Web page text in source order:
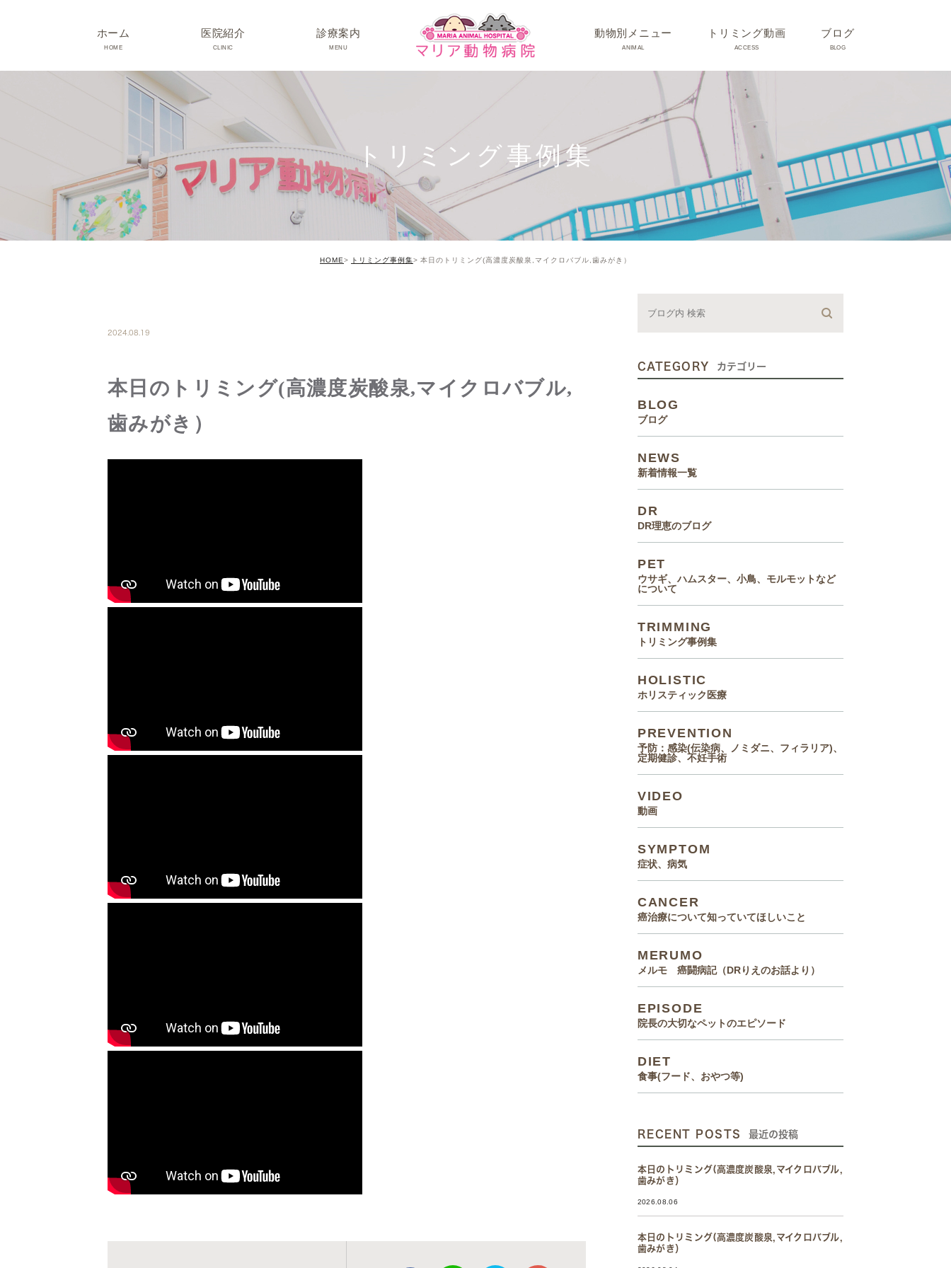
ホーム
HOME
医院紹介
CLINIC
院長･スタッフ紹介
診療時間･アクセス
院内紹介･初診の方へ
医院設備
診療案内
MENU
動物別メニュー
ANIMAL
ネコちゃんの病気
うさぎちゃん･その他動物の病気
トリミング動画
ACCESS
ブログ
BLOG
うさぎ、ハムスター、小鳥、
モルモットなどについて
トリミング事例集
ホリスティック医療
トリミング事例集
HOME トリミング事例集 本日のトリミング(高濃度炭酸泉,マイクロバブル,歯みがき）
2024.08.19
本日のトリミング(高濃度炭酸泉,マイクロバブル,
歯みがき）
CATEGORY カテゴリー
BLOG
ブログ
NEWS
新着情報一覧
DR
DR理恵のブログ
PET
ウサギ、ハムスター、小鳥、モルモットなど
について
TRIMMING
トリミング事例集
HOLISTIC
ホリスティック医療
PREVENTION
予防：感染(伝染病、ノミダニ、フィラリア)、
定期健診、不妊手術
VIDEO
動画
SYMPTOM
症状、病気
CANCER
癌治療について知っていてほしいこと
MERUMO
メルモ 癌闘病記（DRりえのお話より）
EPISODE
院長の大切なペットのエピソード
DIET
食事(フード、おやつ等)
RECENT POSTS 最近の投稿
本日のトリミング(高濃度炭酸泉,マイクロバブル,
歯みがき）
2026.08.06
本日のトリミング(高濃度炭酸泉,マイクロバブル,
歯みがき）